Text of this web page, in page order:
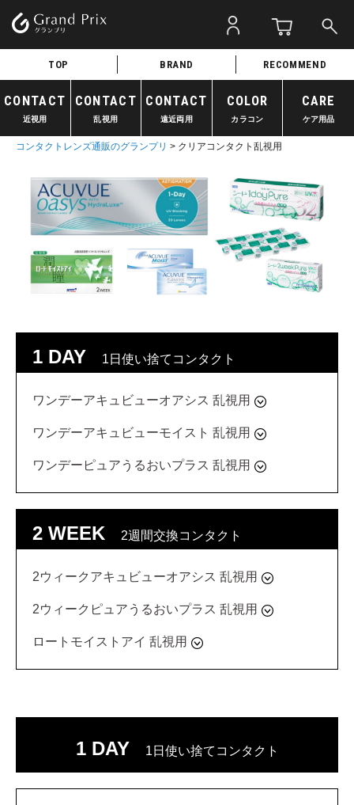
TOP BRAND RECOMMEND
CONTACT
近視用
CONTACT
乱視用
CONTACT
遠近両用
COLOR
カラコン
CARE
ケア用品
コンタクトレンズ通販のグランプリ クリアコンタクト乱視用
1 DAY 1日使い捨てコンタクト
ワンデーアキュビューオアシス 乱視用
ワンデーアキュビューモイスト 乱視用
ワンデーピュアうるおいプラス 乱視用
2 WEEK 2週間交換コンタクト
2ウィークアキュビューオアシス 乱視用
2ウィークピュアうるおいプラス 乱視用
ロートモイストアイ 乱視用
1 DAY 1日使い捨てコンタクト